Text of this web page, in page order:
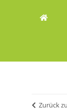
Zurück